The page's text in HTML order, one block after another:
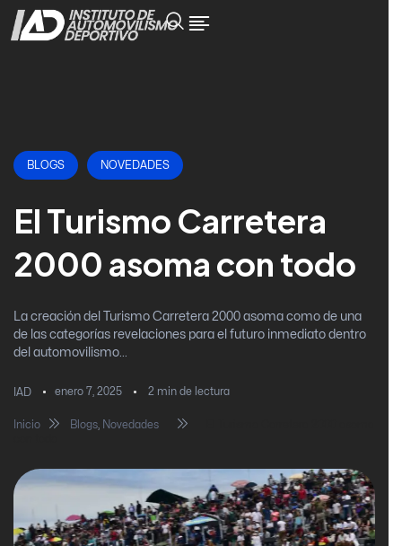
BLOGS NOVEDADES
El Turismo Carretera
2000 asoma con todo
La creación del Turismo Carretera 2000 asoma como de una
de las categorías revelaciones para el futuro inmediato dentro
del automovilismo...
IAD enero 7, 2025 2 min de lectura
Inicio Blogs, Novedades